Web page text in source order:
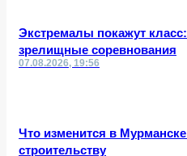
Экстремалы покажут
зрелищные соревнования
07.08.2026, 19:56
Что изменится в
строительству